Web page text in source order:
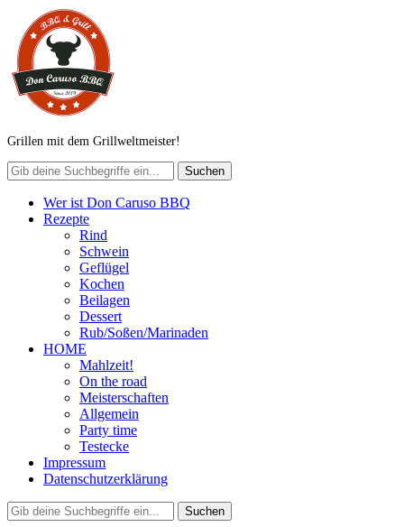
Grillen mit dem Grillweltmeister!
Wer ist Don Caruso BBQ
Rezepte
Rind
Schwein
Geflügel
Kochen
Beilagen
Dessert
Rub/Soßen/Marinaden
HOME
Mahlzeit!
On the road
Meisterschaften
Allgemein
Party time
Testecke
Impressum
Datenschutzerklärung